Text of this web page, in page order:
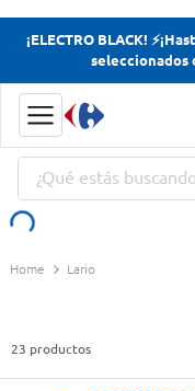
¡ELECTRO BLACK!
seleccionados
¿Qué estás buscando hoy?
Lario
23 productos
Términos
Yerba
Doves
Términos
Cerveza
Doves
Papas Fritas